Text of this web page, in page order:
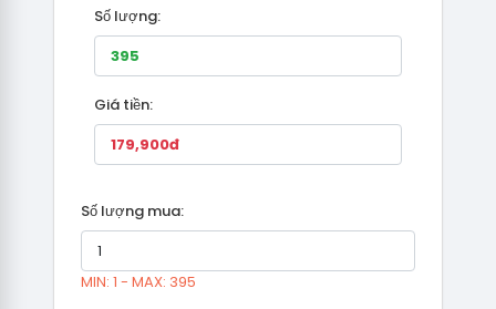
Số lượng:
Giá tiền:
Số lượng mua:
MIN: 1 - MAX: 395